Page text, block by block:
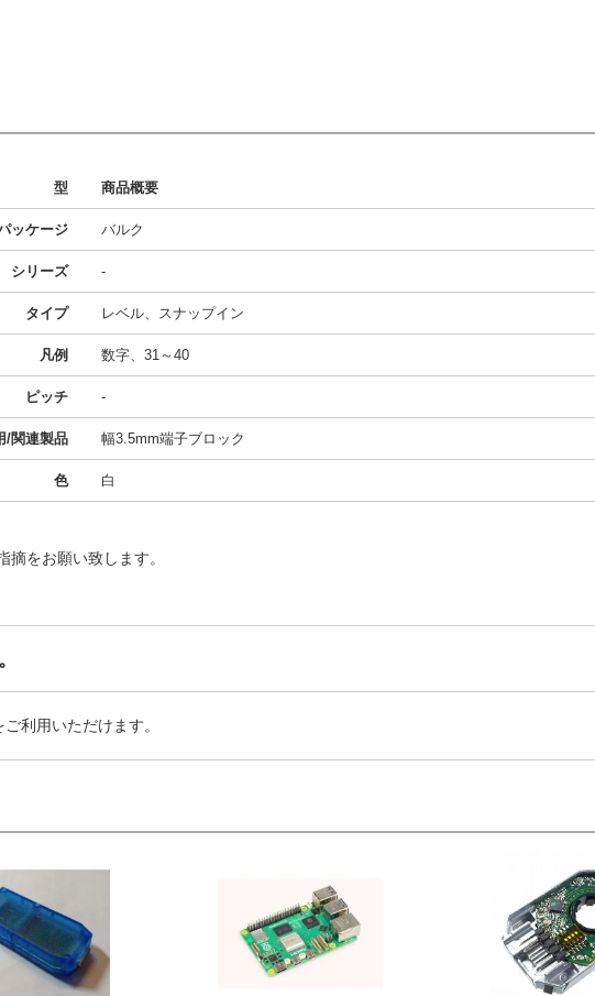
型 商品概要
ッケージ バルク
シリーズ -
タイプ レベル、スナップイン
凡例 数字、31～40
ピッチ -
/関連製品 幅3.5mm端子ブロック
色 白
をお願い致します。
利用いただけます。